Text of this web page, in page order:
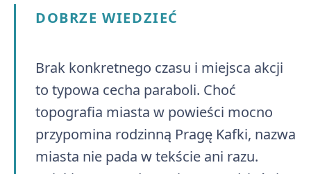
DOBRZE WIEDZIEĆ
Brak konkretnego czasu i miejsca akcji
to typowa cecha paraboli. Choć
topografia miasta w powieści mocno
przypomina rodzinną Pragę Kafki, nazwa
miasta nie pada w tekście ani razu.